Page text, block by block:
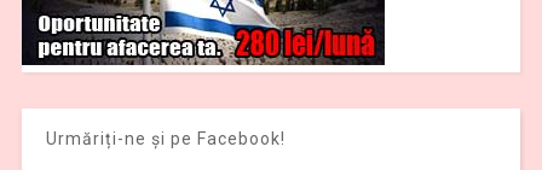
Urmăriți-ne și pe Facebook!